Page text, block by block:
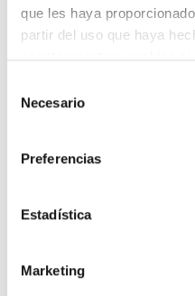
que les haya
partir del uso que haya
Necesario
Preferencias
Estadística
Marketing